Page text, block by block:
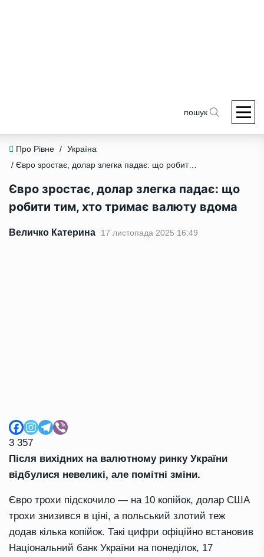
пошук
Про Рівне / Україна
/ Євро зростає, долар злегка падає: що робити тим, хто тримає валюту вдома
Євро зростає, долар злегка падає: що
робити тим, хто тримає валюту вдома
Величко Катерина 17 листопада 2025 16:49
3 357
Після вихідних на валютному ринку України
відбулися невеликі, але помітні зміни.
Євро трохи підскочило — на 10 копійок, долар США
трохи знизився в ціні, а польський злотий теж
додав кілька копійок. Такі цифри офіційно встановив
Національний банк України на понеділок, 17